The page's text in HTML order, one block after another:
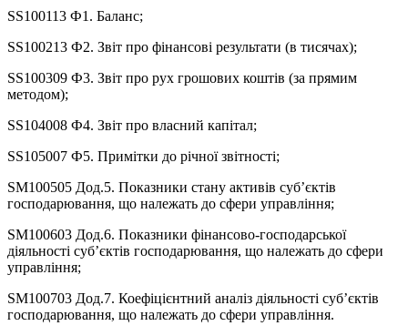
SS100113 Ф1. Баланс;
SS100213 Ф2. Звіт про фінансові результати (в тисячах);
SS100309 Ф3. Звiт про рух грошових коштів (за прямим
методом);
SS104008 Ф4. Звіт про власний капітал;
SS105007 Ф5. Примітки до річної звітності;
SM100505 Дод.5. Показники стану активів суб’єктів
господарювання, що належать до сфери управління;
SM100603 Дод.6. Показники фінансово-господарської
діяльності суб’єктів господарювання, що належать до сфери
управління;
SM100703 Дод.7. Коефіцієнтний аналіз діяльності суб’єктів
господарювання, що належать до сфери управління.